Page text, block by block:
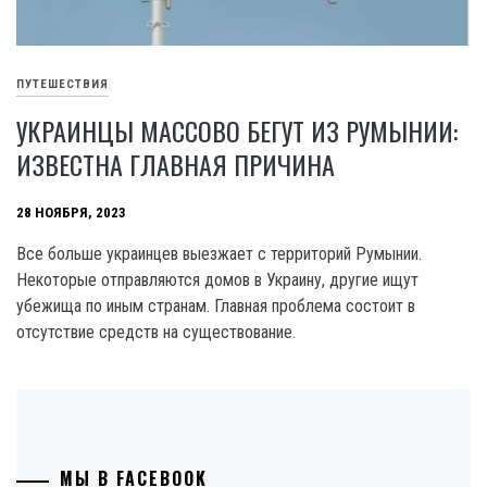
ПУТЕШЕСТВИЯ
УКРАИНЦЫ МАССОВО БЕГУТ ИЗ РУМЫНИИ:
ИЗВЕСТНА ГЛАВНАЯ ПРИЧИНА
28 НОЯБРЯ, 2023
Все больше украинцев выезжает с территорий Румынии.
Некоторые отправляются домов в Украину, другие ищут
убежища по иным странам. Главная проблема состоит в
отсутствие средств на существование.
МЫ В FACEBOOK